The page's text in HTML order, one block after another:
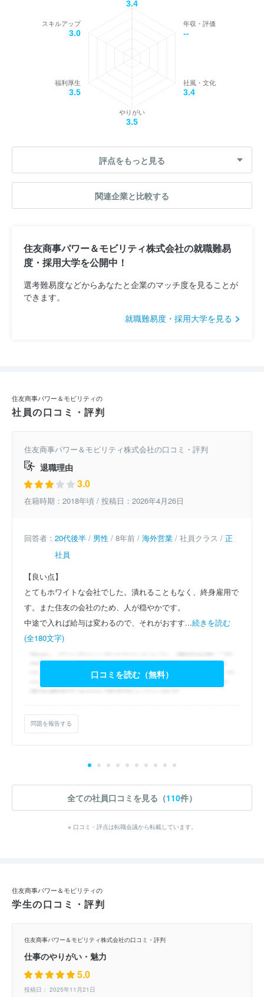
3.4
年収・評価
--
社風・文化
3.4
やりがい
3.5
福利厚生
3.5
スキルアップ
3.0
評点をもっと見る
関連企業と比較する
住友商事パワー＆モビリティ株式会社の就職難易
度・採用大学を公開中！
選考難易度などからあなたと企業のマッチ度を見ることが
できます。
就職難易度・採用大学を見る
住友商事パワー＆モビリティの
社員の口コミ・評判
住友商事パワー＆モビリティ株式会社の口コミ・評判
退職理由
3.0
在籍時期：2018年頃 / 投稿日：2026年4月26日
回答者： 20代後半 / 男性 / 8年前 / 海外営業 / 社員クラス / 正
社員
【良い点】
とてもホワイトな会社でした。潰れることもなく、終身雇用で
す。また住友の会社のため、人が穏やかです。
中途で入れば給与は変わるので、それがおすす...続きを読む
(全180文字)
口コミを読む（無料）
問題を報告する
全ての社員口コミを見る（110件）
※ 口コミ・評点は転職会議から転載しています。
住友商事パワー＆モビリティの
学生の口コミ・評判
住友商事パワー＆モビリティ株式会社の口コミ・評判
仕事のやりがい・魅力
5.0
投稿日： 2025年11月21日